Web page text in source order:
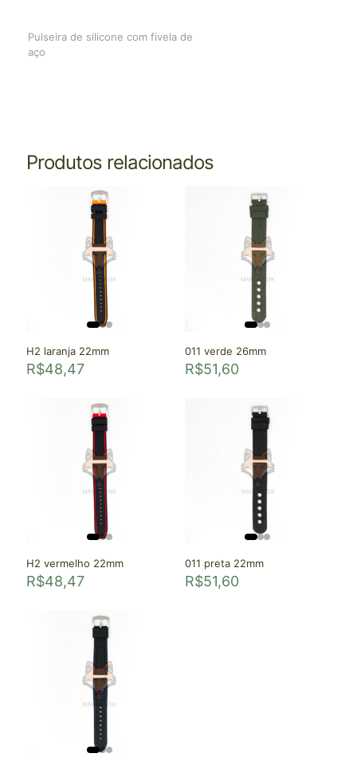
Pulseira de silicone com fivela de
aço
Produtos relacionados
H2 laranja 22mm
R$48,47
011 verde 26mm
R$51,60
H2 vermelho 22mm
R$48,47
011 preta 22mm
R$51,60